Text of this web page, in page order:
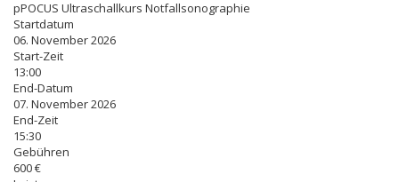
pPOCUS Ultraschallkurs Notfallsonographie
Startdatum
06. November 2026
Start-Zeit
13:00
End-Datum
07. November 2026
End-Zeit
15:30
Gebühren
600 €